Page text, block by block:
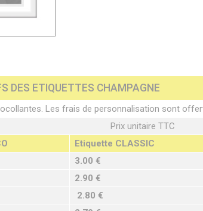
DES ETIQUETTES CHAMPAGNE
Les frais de personnalisation sont
Prix unitaire TTC
Etiquette CLASSIC
3.00 €
2.90 €
2.80 €